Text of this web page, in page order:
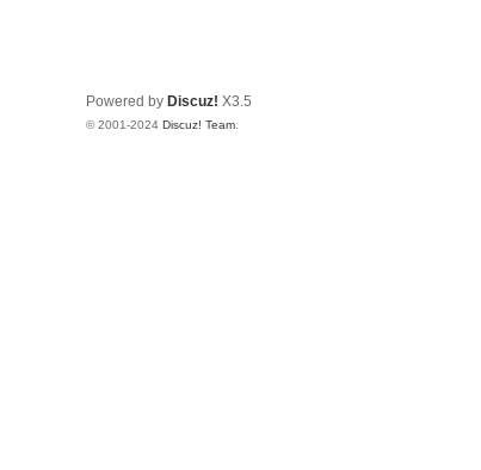
Powered by Discuz! X3.5
© 2001-2024 Discuz! Team